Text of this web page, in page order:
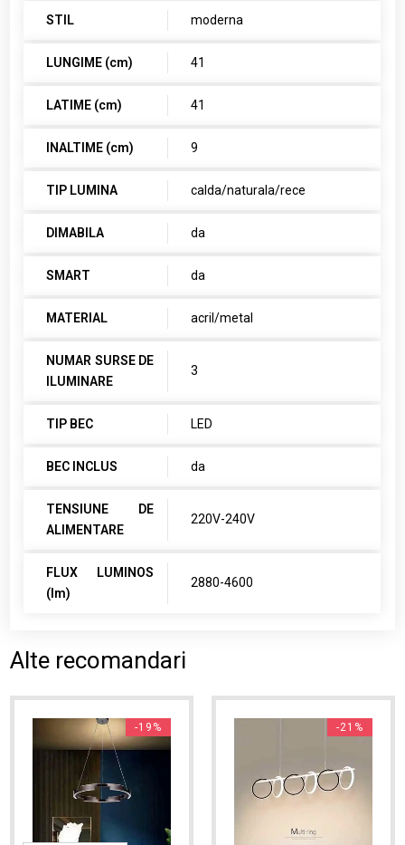
STIL moderna
LUNGIME (cm) 41
LATIME (cm) 41
INALTIME (cm) 9
TIP LUMINA calda/naturala/rece
DIMABILA da
SMART da
MATERIAL acril/metal
NUMAR SURSE DE
ILUMINARE
3
TIP BEC LED
BEC INCLUS da
TENSIUNE DE
ALIMENTARE
220V-240V
FLUX LUMINOS
(lm)
2880-4600
Alte recomandari
-19% -21%